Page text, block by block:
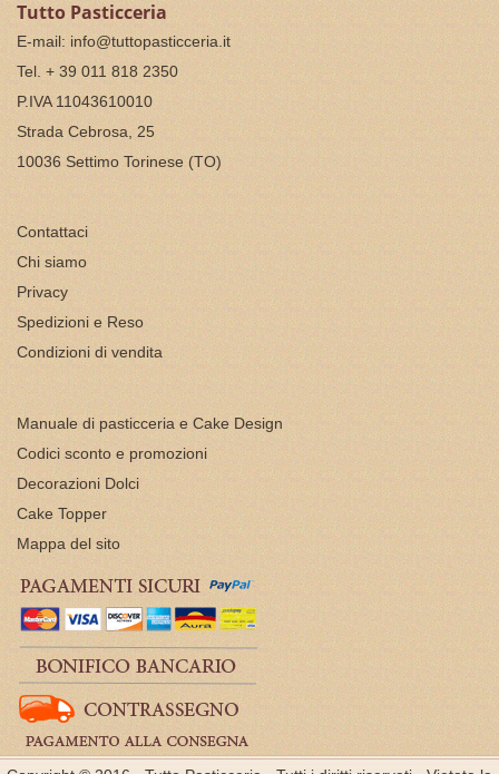
Tutto Pasticceria
E-mail: info@tuttopasticceria.it
Tel. + 39 011 818 2350
P.IVA 11043610010
Strada Cebrosa, 25
10036 Settimo Torinese (TO)
Contattaci
Chi siamo
Privacy
Spedizioni e Reso
Condizioni di vendita
Manuale di pasticceria e Cake Design
Codici sconto e promozioni
Decorazioni Dolci
Cake Topper
Mappa del sito